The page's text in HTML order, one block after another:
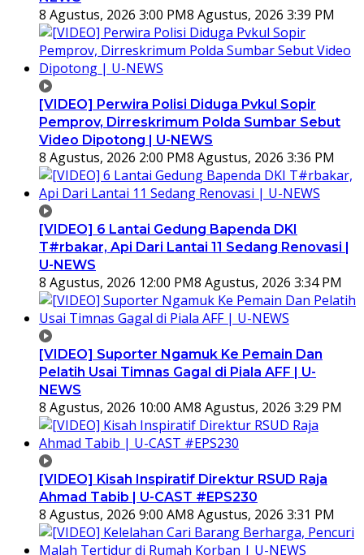
8 Agustus, 2026 3:00 PM8 Agustus, 2026 3:39 PM
[VIDEO] Perwira Polisi Diduga Pvkul Sopir
Pemprov, Dirreskrimum Polda Sumbar Sebut
Video Dipotong | U-NEWS
8 Agustus, 2026 2:00 PM8 Agustus, 2026 3:36 PM
[VIDEO] 6 Lantai Gedung Bapenda DKI
T#rbakar, Api Dari Lantai 11 Sedang Renovasi |
U-NEWS
8 Agustus, 2026 12:00 PM8 Agustus, 2026 3:34 PM
[VIDEO] Suporter Ngamuk Ke Pemain Dan
Pelatih Usai Timnas Gagal di Piala AFF | U-
NEWS
8 Agustus, 2026 10:00 AM8 Agustus, 2026 3:29 PM
[VIDEO] Kisah Inspiratif Direktur RSUD Raja
Ahmad Tabib | U-CAST #EPS230
8 Agustus, 2026 9:00 AM8 Agustus, 2026 3:31 PM